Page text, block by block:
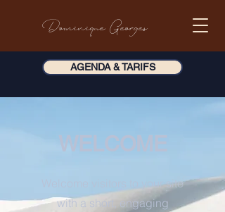
Dominique Georges
AGENDA & TARIFS
WELCOME
Welcome visitors to your site
with a short, engaging